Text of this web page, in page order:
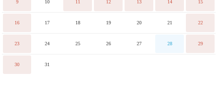
9 10 11 12 13 14 15
16 17 18 19 20 21 22
23 24 25 26 27 28 29
30 31